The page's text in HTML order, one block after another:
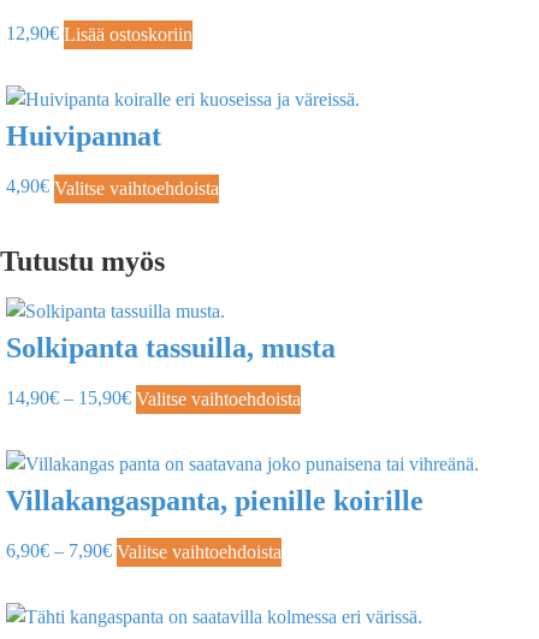
12,90€ Lisää ostoskoriin
Huivipannat
4,90€ Valitse vaihtoehdoista
Tutustu myös
Solkipanta tassuilla, musta
14,90€ – 15,90€ Valitse vaihtoehdoista
Villakangaspanta, pienille koirille
6,90€ – 7,90€ Valitse vaihtoehdoista